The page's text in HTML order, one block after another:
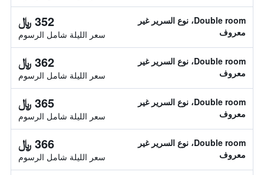
Double room، نوع السرير غير
معروف
352 ﷼
سعر الليلة شامل الرسوم
Double room، نوع السرير غير
معروف
362 ﷼
سعر الليلة شامل الرسوم
Double room، نوع السرير غير
معروف
365 ﷼
سعر الليلة شامل الرسوم
Double room، نوع السرير غير
معروف
366 ﷼
سعر الليلة شامل الرسوم